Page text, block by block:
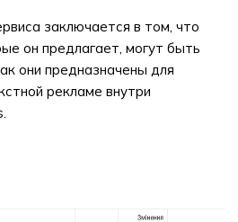
заключается в том, что
он предлагает, могут быть
они предназначены для
рекламе внутри